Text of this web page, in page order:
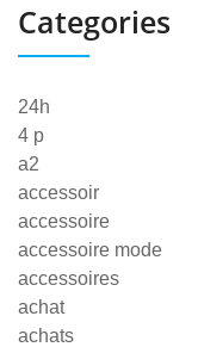
Categories
24h
4 p
a2
accessoir
accessoire
accessoire mode
accessoires
achat
achats